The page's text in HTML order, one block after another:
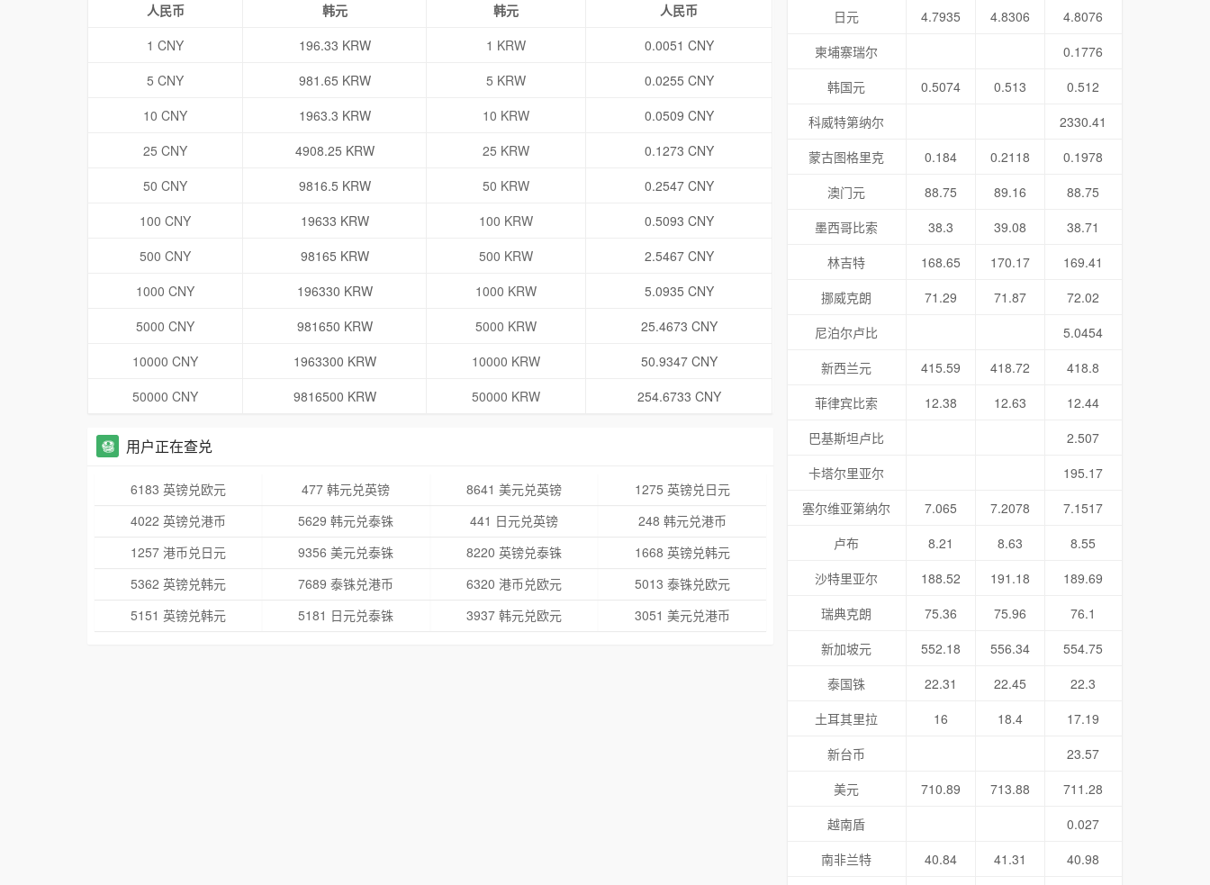
人民币 韩元 韩元
人民币
1 CNY
196.33 KRW 1 KRW
0.0051 CNY
5 CNY
981.65 KRW 5 KRW
0.0255 CNY
10 CNY
1963.3 KRW 10 KRW
0.0509 CNY
25 CNY
4908.25 KRW 25 KRW
0.1273 CNY
50 CNY
9816.5 KRW 50 KRW
0.2547 CNY
100 CNY
19633 KRW 100 KRW
0.5093 CNY
500 CNY
98165 KRW 500 KRW
2.5467 CNY
1000 CNY
196330 KRW 1000 KRW
5.0935 CNY
5000 CNY
981650 KRW 5000 KRW
25.4673 CNY
10000 CNY
1963300 KRW 10000 KRW
50.9347 CNY
50000 CNY
9816500 KRW 50000 KRW 254.6733 CNY
用户正在查兑
6183 英镑兑欧元 477 韩元兑英镑 8641 美元兑英镑
1275 英镑兑日元
4022 英镑兑港币
5629 韩元兑泰铢 441 日元兑英镑
248 韩元兑港币
1257 港币兑日元
9356 美元兑泰铢 8220 英镑兑泰铢
1668 英镑兑韩元
5362 英镑兑韩元
7689 泰铢兑港币 6320 港币兑欧元
5013 泰铢兑欧元
5151 英镑兑韩元
5181 日元兑泰铢 3937 韩元兑欧元 3051 美元兑港币
日元
4.7935 4.8306
4.8076
柬埔寨瑞尔
0.1776
韩国元
0.5074 0.513
0.512
科威特第纳尔
2330.41
蒙古图格里克
0.184 0.2118
0.1978
澳门元
88.75 89.16
88.75
墨西哥比索
38.3 39.08
38.71
林吉特
168.65 170.17
169.41
挪威克朗
71.29 71.87
72.02
尼泊尔卢比
5.0454
新西兰元
415.59 418.72
418.8
菲律宾比索
12.38 12.63
12.44
巴基斯坦卢比
2.507
卡塔尔里亚尔
195.17
塞尔维亚第纳尔
7.065 7.2078
7.1517
卢布
8.21 8.63
8.55
沙特里亚尔
188.52 191.18
189.69
瑞典克朗
75.36 75.96
76.1
新加坡元
552.18 556.34
554.75
泰国铢
22.31 22.45
22.3
土耳其里拉
16 18.4
17.19
新台币
23.57
美元
710.89 713.88
711.28
越南盾
0.027
南非兰特
40.84 41.31 40.98